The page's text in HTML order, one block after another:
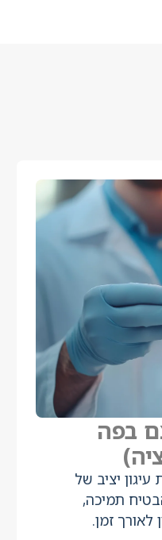
בפה
יציב של
תמיכה,
לאורך זמן.